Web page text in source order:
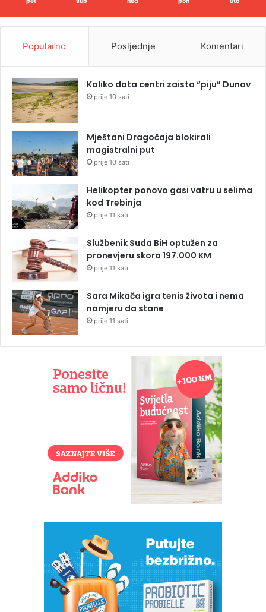
Popularno Posljednje Komentari
Koliko data centri zaista “piju” Dunav
prije 10 sati
Mještani Dragočaja blokirali
magistralni put
prije 10 sati
Helikopter ponovo gasi vatru u selima
kod Trebinja
prije 11 sati
Službenik Suda BiH optužen za
pronevjeru skoro 197.000 KM
prije 11 sati
Sara Mikača igra tenis života i nema
namjeru da stane
prije 11 sati